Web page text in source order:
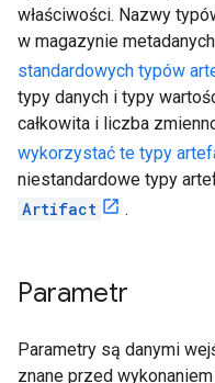
właściwości. Nazwy
w magazynie
standardowych typów
typy danych i typy
całkowita i liczba
wykorzystać te typy
niestandardowe typy
Artifact
.
Parametr
Parametry są danymi
znane przed